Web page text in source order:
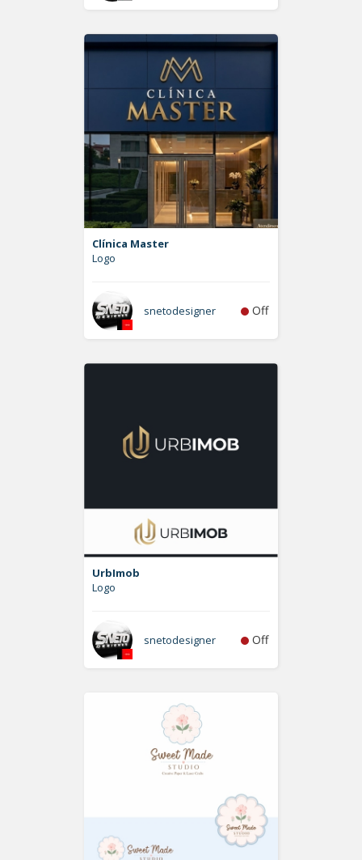
Clínica Master
Logo
snetodesigner Off
UrbImob
Logo
snetodesigner Off